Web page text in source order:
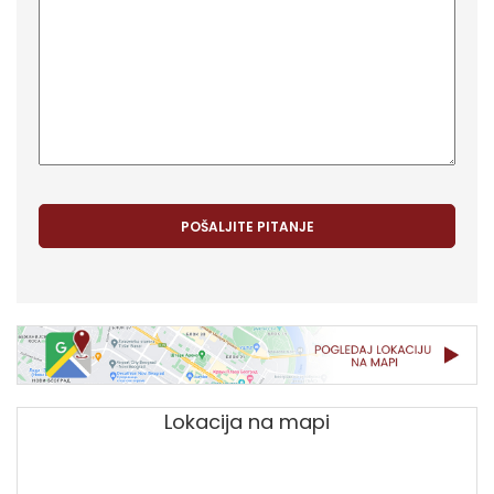
Lokacija na mapi